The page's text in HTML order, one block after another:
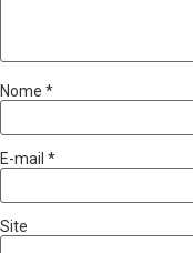
Nome *
E-mail *
Site